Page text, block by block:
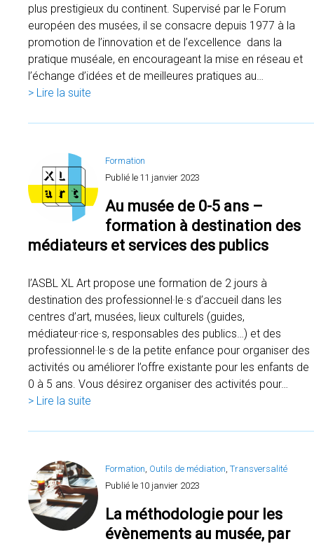
plus prestigieux du continent. Supervisé par le Forum
européen des musées, il se consacre depuis 1977 à la
promotion de l’innovation et de l’excellence dans la
pratique muséale, en encourageant la mise en réseau et
l’échange d’idées et de meilleures pratiques au…
> Lire la suite
Formation
Publié le 11 janvier 2023
Au musée de 0-5 ans –
formation à destination des
médiateurs et services des publics
l’ASBL XL Art propose une formation de 2 jours à
destination des professionnel·le·s d’accueil dans les
centres d’art, musées, lieux culturels (guides,
médiateur·rice·s, responsables des publics…) et des
professionnel·le·s de la petite enfance pour organiser des
activités ou améliorer l’offre existante pour les enfants de
0 à 5 ans. Vous désirez organiser des activités pour…
> Lire la suite
Formation, Outils de médiation, Transversalité
Publié le 10 janvier 2023
La méthodologie pour les
évènements au musée, par